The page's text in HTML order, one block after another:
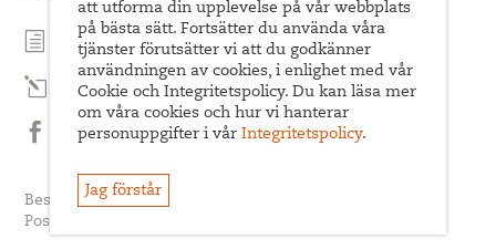
Prenumerera på nyhetsbrev
Prenumerera på Tiden Magasin
Följ oss på Facebook
Besöksadress: Sveavägen 68
Postadress: c/o ABF Box 522, 101 30 Stockholm
att utforma din upplevelse på vår webbplats
på bästa sätt. Fortsätter du använda våra
tjänster förutsätter vi att du godkänner
användningen av cookies, i enlighet med vår
Cookie och Integritetspolicy. Du kan läsa mer
om våra cookies och hur vi hanterar
personuppgifter i vår Integritetspolicy.
Jag förstår